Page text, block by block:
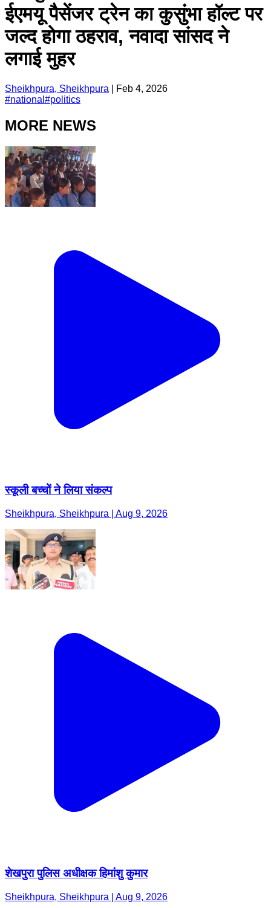
ईएमयू पैसेंजर ट्रेन का कुसुंभा हॉल्ट पर
जल्द होगा ठहराव, नवादा सांसद ने
लगाई मुहर
Sheikhpura, Sheikhpura
Feb 4, 2026
#national #politics
MORE NEWS
स्कूली बच्चों ने लिया संकल्प
Sheikhpura, Sheikhpura | Aug 9, 2026
शेखपुरा पुलिस अधीक्षक हिमांशु कुमार
Sheikhpura, Sheikhpura | Aug 9, 2026